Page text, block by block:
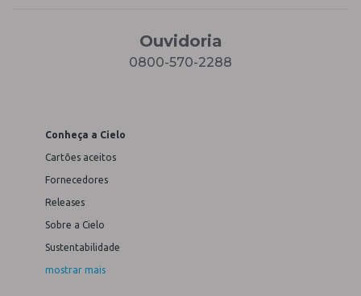
Ouvidoria
0800-570-2288
Conheça a Cielo
Cartões aceitos
Fornecedores
Releases
Sobre a Cielo
Sustentabilidade
mostrar mais